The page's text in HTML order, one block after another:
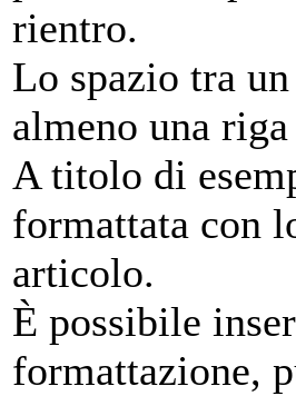
rientro.
Lo spazio tra
almeno una
A titolo di
formattata con
articolo.
È possibile
formattazione,